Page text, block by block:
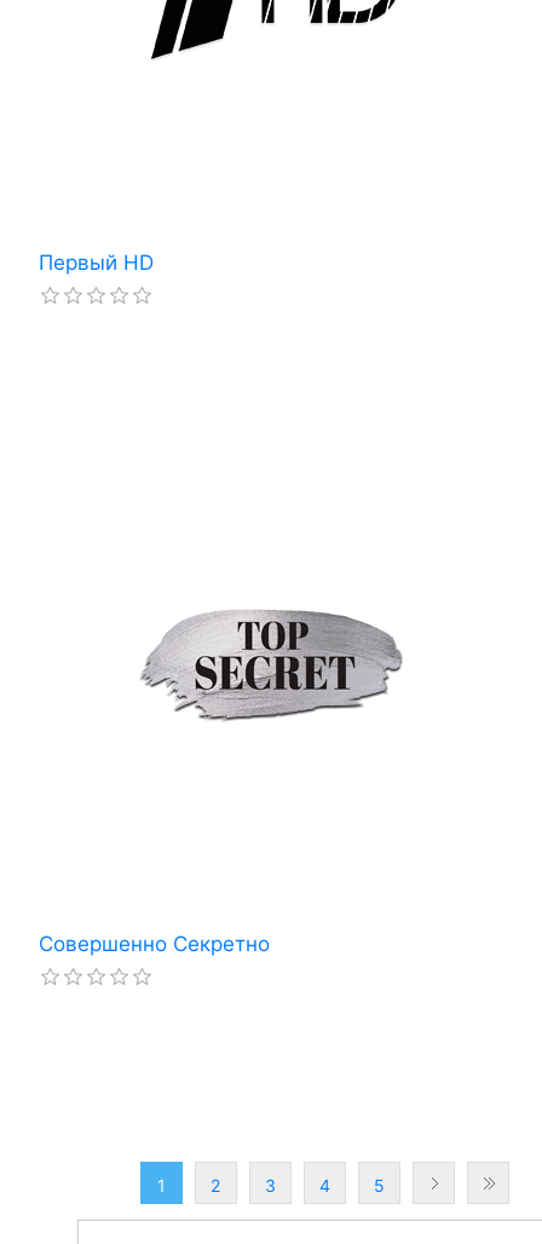
Первый HD
Совершенно Секретно
1 2 3 4 5